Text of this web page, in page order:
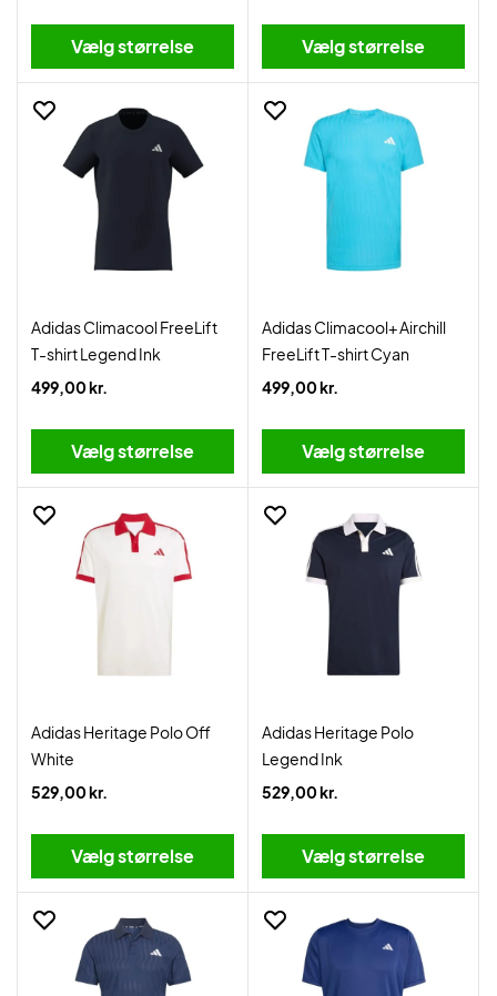
Vælg størrelse Vælg størrelse
Adidas Climacool FreeLift
T-shirt Legend Ink
499,00 kr.
Vælg størrelse
Adidas Climacool+ Airchill
FreeLift T-shirt Cyan
499,00 kr.
Vælg størrelse
Adidas Heritage Polo Off
White
529,00 kr.
Vælg størrelse
Adidas Heritage Polo
Legend Ink
529,00 kr.
Vælg størrelse